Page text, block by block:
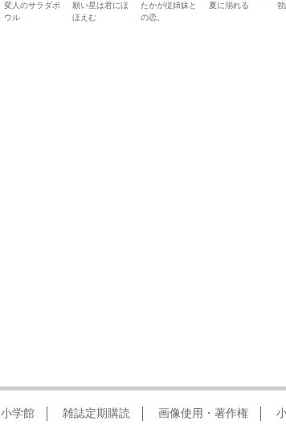
変人のサラダボ
ウル
願い星は君にほ
ほえむ
たかが従姉妹と
の恋。
夏に溺れる
小学館 雑誌定期購読 画像使用・著作権